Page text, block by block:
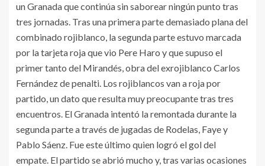
un Granada que continúa sin saborear ningún punto tras
tres jornadas. Tras una primera parte demasiado plana del
combinado rojiblanco, la segunda parte estuvo marcada
por la tarjeta roja que vio Pere Haro y que supuso el
primer tanto del Mirandés, obra del exrojiblanco Carlos
Fernández de penalti. Los rojiblancos van a roja por
partido, un dato que resulta muy preocupante tras tres
encuentros. El Granada intentó la remontada durante la
segunda parte a través de jugadas de Rodelas, Faye y
Pablo Sáenz. Fue este último quien logró el gol del
empate. El partido se abrió mucho y, tras varias ocasiones